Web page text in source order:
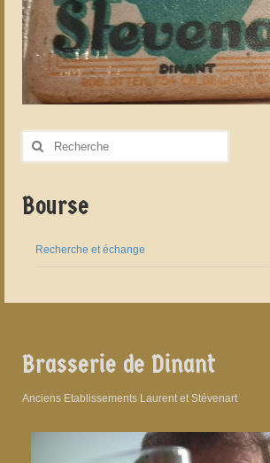
Rechercher
Bourse
Recherche et échange
Brasserie de Dinant
Anciens Etablissements Laurent et Stévenart